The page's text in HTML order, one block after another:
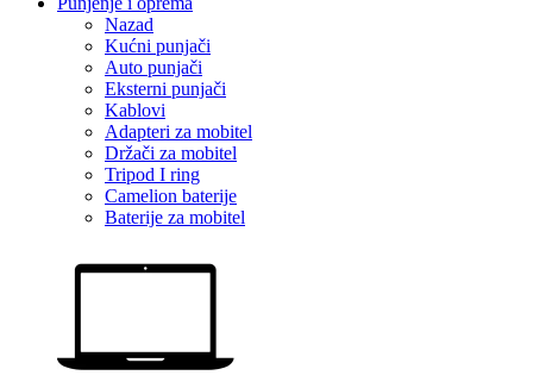
Nazad
Kućni punjači
Auto punjači
Eksterni punjači
Kablovi
Adapteri za mobitel
Držači za mobitel
Tripod I ring
Camelion baterije
Baterije za mobitel